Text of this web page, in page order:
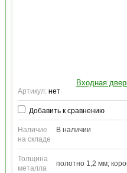
Входная
Артикул: нет
Добавить к сравнению
Наличие
на складе
В наличии
Толщина
металла
полотно 1,2 мм;